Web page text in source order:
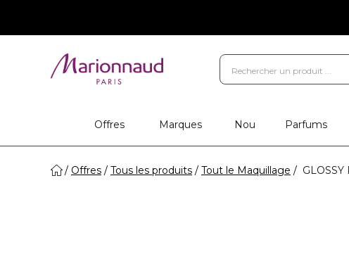
Offres Marques Nou Parfums
Offres Tous les produits Tout le Maquillage